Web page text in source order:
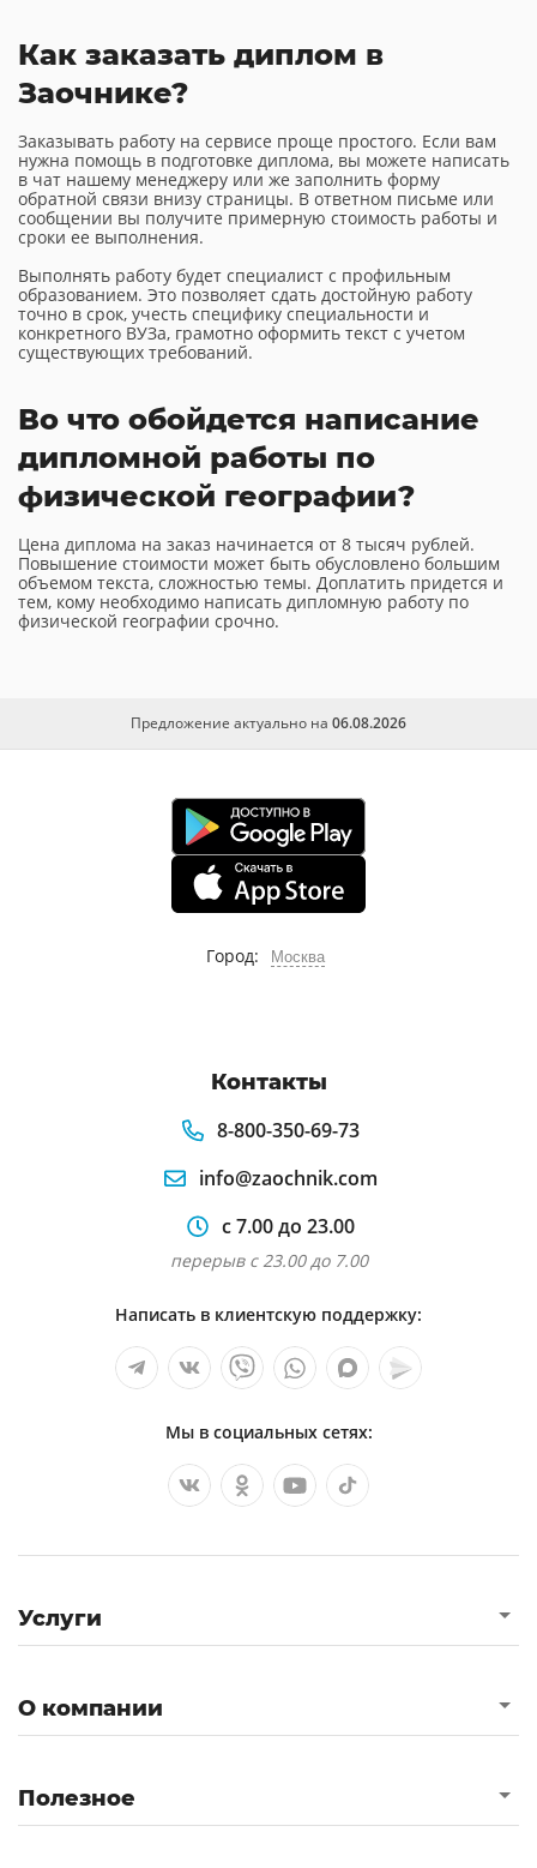
Как заказать диплом в
Заочнике?
Заказывать работу на сервисе проще простого. Если вам
нужна помощь в подготовке диплома, вы можете написать
в чат нашему менеджеру или же заполнить форму
обратной связи внизу страницы. В ответном письме или
сообщении вы получите примерную стоимость работы и
сроки ее выполнения.
Выполнять работу будет специалист с профильным
образованием. Это позволяет сдать достойную работу
точно в срок, учесть специфику специальности и
конкретного ВУЗа, грамотно оформить текст с учетом
существующих требований.
Во что обойдется написание
дипломной работы по
физической географии?
Цена диплома на заказ начинается от 8 тысяч рублей.
Повышение стоимости может быть обусловлено большим
объемом текста, сложностью темы. Доплатить придется и
тем, кому необходимо написать дипломную работу по
физической географии срочно.
Предложение актуально на 06.08.2026
Город: Москва
Контакты
8-800-350-69-73
info@zaochnik.com
с 7.00 до 23.00
перерыв с 23.00 до 7.00
Написать в клиентскую поддержку:
Мы в социальных сетях:
Услуги
О компании
Полезное